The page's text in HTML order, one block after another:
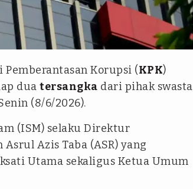
Pemberantasan Korupsi (KPK)
dua tersangka dari pihak swasta
(8/6/2026).
(ISM) selaku Direktur
Asrul Azis Taba (ASR) yang
Utama sekaligus Ketua Umum